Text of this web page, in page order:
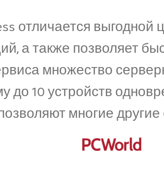
отличается
а также позволяет
множество
до 10 устройств
многие